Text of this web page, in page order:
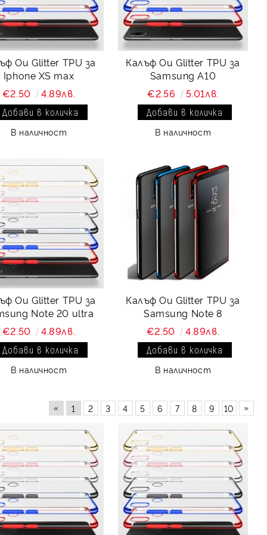
Ou Glitter TPU за
Iphone XS max
€2.50
4.89лв.
В наличност
Калъф Ou Glitter TPU за
Samsung A10
€2.56
5.01лв.
В наличност
Ou Glitter TPU за
Note 20 ultra
€2.50
4.89лв.
В наличност
Калъф Ou Glitter TPU за
Samsung Note 8
€2.50
4.89лв.
В наличност
« 1 2 3 4 5 6 7 8 9 10 »